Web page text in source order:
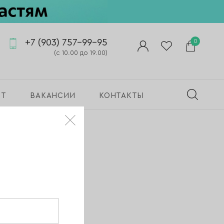
+7 (903) 757-99-95
(с 10.00 до 19.00)
0
ВАКАНСИИ КОНТАКТЫ